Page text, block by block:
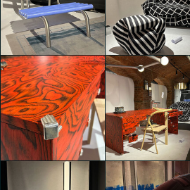
Galerie Zippenfenig
presenta Vienna Vibes
Isabella Erika
Schmalzbauer
Galerie Zippenfenig
presenta Vienna Vibes
Isabella Erika
Schmalzbauer
Galerie Zippenfenig
presenta Vienna Vibes
Isabella Erika
Schmalzbauer
Galerie Zippenfenig
presenta Vienna Vibes
Isabella Erika
Schmalzbauer